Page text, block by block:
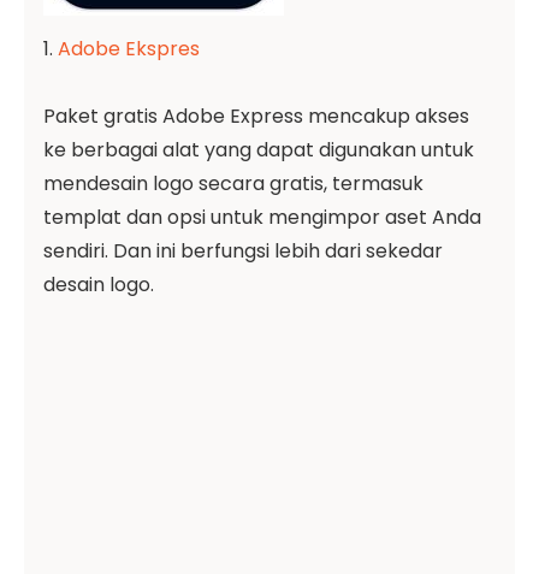
1. Adobe Ekspres
Paket gratis Adobe Express mencakup akses
ke berbagai alat yang dapat digunakan untuk
mendesain logo secara gratis, termasuk
templat dan opsi untuk mengimpor aset Anda
sendiri. Dan ini berfungsi lebih dari sekedar
desain logo.